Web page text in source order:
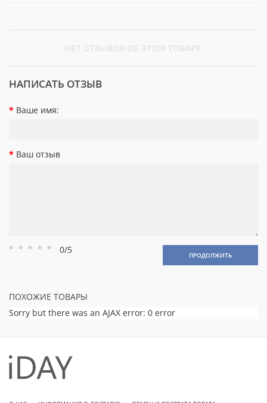
НАПИСАТЬ ОТЗЫВ
Ваше имя:
Ваш отзыв
Рейтинг
Рейтинг
Рейтинг
Рейтинг
Рейтинг
0/5 ПРОДОЛЖИТЬ
ПОХОЖИЕ ТОВАРЫ
Sorry but there was an AJAX error: 0 error